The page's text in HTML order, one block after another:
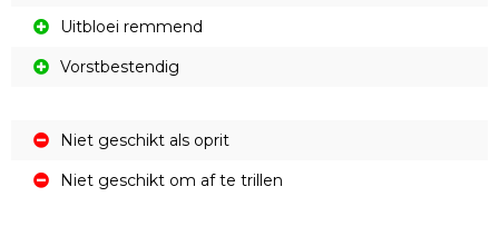
Uitbloei remmend
Vorstbestendig
Niet geschikt als oprit
Niet geschikt om af te trillen